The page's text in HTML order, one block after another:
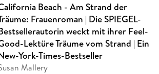
Beach - Am Strand der
Frauenroman | Die SPIEGEL-
weckt mit ihrer Feel-
Lektüre Träume vom Strand | Ein
York-Times-Bestseller
Mallery